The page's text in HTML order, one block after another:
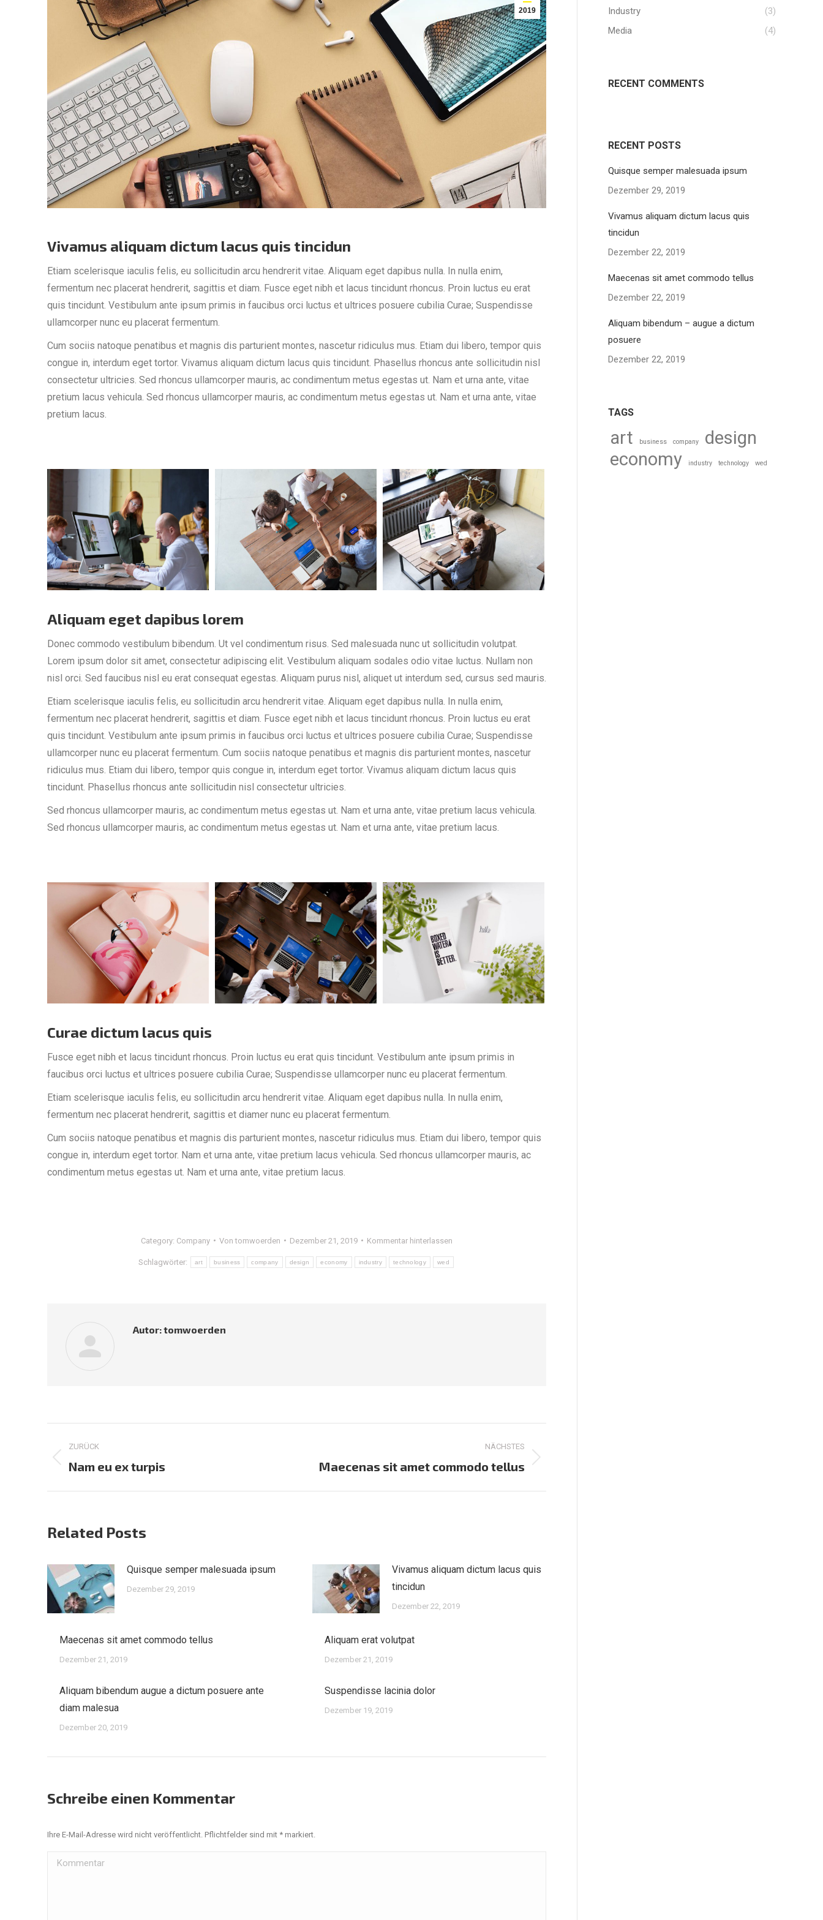
2019
Vivamus aliquam dictum lacus quis tincidun
Etiam scelerisque iaculis felis, eu sollicitudin arcu hendrerit vitae. Aliquam eget dapibus nulla. In nulla enim,
fermentum nec placerat hendrerit, sagittis et diam. Fusce eget nibh et lacus tincidunt rhoncus. Proin luctus eu erat
quis tincidunt. Vestibulum ante ipsum primis in faucibus orci luctus et ultrices posuere cubilia Curae; Suspendisse
ullamcorper nunc eu placerat fermentum.
Cum sociis natoque penatibus et magnis dis parturient montes, nascetur ridiculus mus. Etiam dui libero, tempor quis
congue in, interdum eget tortor. Vivamus aliquam dictum lacus quis tincidunt. Phasellus rhoncus ante sollicitudin nisl
consectetur ultricies. Sed rhoncus ullamcorper mauris, ac condimentum metus egestas ut. Nam et urna ante, vitae
pretium lacus vehicula. Sed rhoncus ullamcorper mauris, ac condimentum metus egestas ut. Nam et urna ante, vitae
pretium lacus.
Aliquam eget dapibus lorem
Donec commodo vestibulum bibendum. Ut vel condimentum risus. Sed malesuada nunc ut sollicitudin volutpat.
Lorem ipsum dolor sit amet, consectetur adipiscing elit. Vestibulum aliquam sodales odio vitae luctus. Nullam non
nisl orci. Sed faucibus nisl eu erat consequat egestas. Aliquam purus nisl, aliquet ut interdum sed, cursus sed mauris.
Etiam scelerisque iaculis felis, eu sollicitudin arcu hendrerit vitae. Aliquam eget dapibus nulla. In nulla enim,
fermentum nec placerat hendrerit, sagittis et diam. Fusce eget nibh et lacus tincidunt rhoncus. Proin luctus eu erat
quis tincidunt. Vestibulum ante ipsum primis in faucibus orci luctus et ultrices posuere cubilia Curae; Suspendisse
ullamcorper nunc eu placerat fermentum. Cum sociis natoque penatibus et magnis dis parturient montes, nascetur
ridiculus mus. Etiam dui libero, tempor quis congue in, interdum eget tortor. Vivamus aliquam dictum lacus quis
tincidunt. Phasellus rhoncus ante sollicitudin nisl consectetur ultricies.
Sed rhoncus ullamcorper mauris, ac condimentum metus egestas ut. Nam et urna ante, vitae pretium lacus vehicula.
Sed rhoncus ullamcorper mauris, ac condimentum metus egestas ut. Nam et urna ante, vitae pretium lacus.
Curae dictum lacus quis
Fusce eget nibh et lacus tincidunt rhoncus. Proin luctus eu erat quis tincidunt. Vestibulum ante ipsum primis in
faucibus orci luctus et ultrices posuere cubilia Curae; Suspendisse ullamcorper nunc eu placerat fermentum.
Etiam scelerisque iaculis felis, eu sollicitudin arcu hendrerit vitae. Aliquam eget dapibus nulla. In nulla enim,
fermentum nec placerat hendrerit, sagittis et diamer nunc eu placerat fermentum.
Cum sociis natoque penatibus et magnis dis parturient montes, nascetur ridiculus mus. Etiam dui libero, tempor quis
congue in, interdum eget tortor. Nam et urna ante, vitae pretium lacus vehicula. Sed rhoncus ullamcorper mauris, ac
condimentum metus egestas ut. Nam et urna ante, vitae pretium lacus.
Category: Company Vontomwoerden Dezember 21, 2019 Kommentar hinterlassen
Schlagwörter: art business company design economy industry technology wed
Autor:tomwoerden
ZURÜCK
Vorheriger
Nam eu ex turpis
NÄCHSTES
Nächster
Maecenas sit amet commodo tellus
Related Posts
Quisque semper malesuada ipsum
Dezember 29, 2019
Vivamus aliquam dictum lacus quis
tincidun
Dezember 22, 2019
Maecenas sit amet commodo tellus
Dezember 21, 2019
Aliquam erat volutpat
Dezember 21, 2019
Aliquam bibendum augue a dictum posuere ante
diam malesua
Dezember 20, 2019
Suspendisse lacinia dolor
Dezember 19, 2019
Schreibe einen Kommentar
Ihre E-Mail-Adresse wird nicht veröffentlicht. Pflichtfelder sind mit * markiert.
Kommentar
Industry
(3)
Media
(4)
RECENT COMMENTS
RECENT POSTS
Quisque semper malesuada ipsum
Dezember 29, 2019
Vivamus aliquam dictum lacus quis
tincidun
Dezember 22, 2019
Maecenas sit amet commodo tellus
Dezember 22, 2019
Aliquam bibendum – augue a dictum
posuere
Dezember 22, 2019
TAGS
art business company
design
economy
industry technology wed